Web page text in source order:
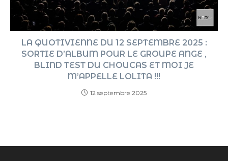
LA QUOTIVIENNE DU 12 SEPTEMBRE 2025 :
SORTIE D’ALBUM POUR LE GROUPE ANGE ,
BLIND TEST DU CHOUCAS ET MOI JE
M’APPELLE LOLITA !!!
12 septembre 2025